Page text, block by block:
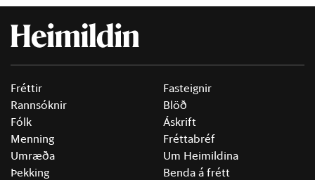
Fréttir
Rannsóknir
Fólk
Menning
Umræða
Þekking
Fasteignir
Blöð
Áskrift
Fréttabréf
Um Heimildina
Benda á frétt